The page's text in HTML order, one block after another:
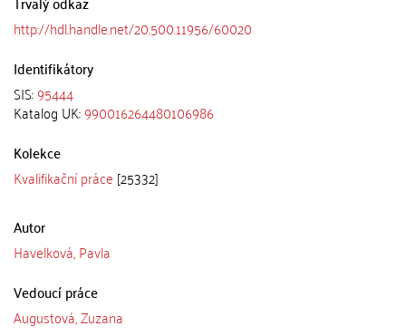
http://hdl.handle.net/20.500.11956/60020
Identifikátory
SIS:95444
Katalog UK:990016264480106986
Kolekce
Kvalifikační práce [25332]
Autor
Havelková, Pavla
Vedoucí práce
Augustová, Zuzana